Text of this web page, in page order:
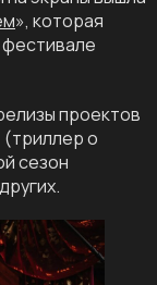
», которая
проектов
(триллер о
сезон